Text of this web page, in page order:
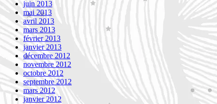
juin 2013
mai 2013
avril 2013
mars 2013
février 2013
janvier 2013
décembre 2012
novembre 2012
octobre 2012
septembre 2012
mars 2012
janvier 2012